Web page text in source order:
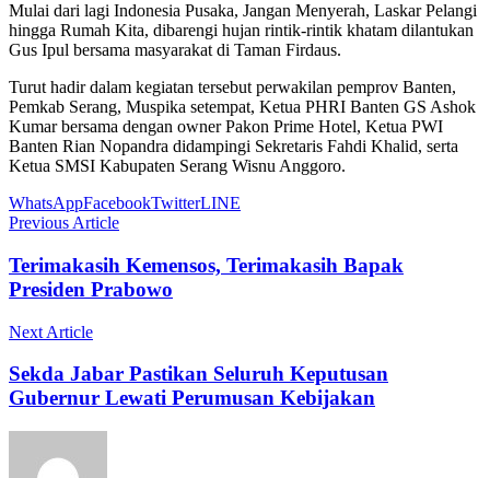
Mulai dari lagi Indonesia Pusaka, Jangan Menyerah, Laskar Pelangi
hingga Rumah Kita, dibarengi hujan rintik-rintik khatam dilantukan
Gus Ipul bersama masyarakat di Taman Firdaus.
Turut hadir dalam kegiatan tersebut perwakilan pemprov Banten,
Pemkab Serang, Muspika setempat, Ketua PHRI Banten GS Ashok
Kumar bersama dengan owner Pakon Prime Hotel, Ketua PWI
Banten Rian Nopandra didampingi Sekretaris Fahdi Khalid, serta
Ketua SMSI Kabupaten Serang Wisnu Anggoro.
WhatsAppFacebookTwitterLINE
Previous Article
Terimakasih Kemensos, Terimakasih Bapak
Presiden Prabowo
Next Article
Sekda Jabar Pastikan Seluruh Keputusan
Gubernur Lewati Perumusan Kebijakan